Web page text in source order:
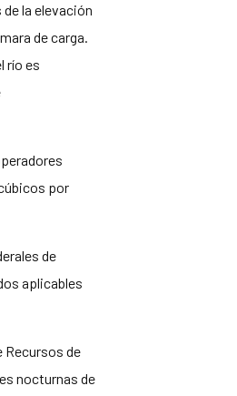
la elevación
de carga.
río es
por
de
aplicables
Recursos de
nocturnas de